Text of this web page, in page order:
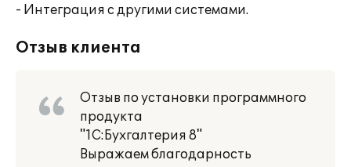
- Интеграция с другими системами.
Отзыв клиента
Отзыв по установки программного
продукта
"1С:Бухгалтерия 8"
Выражаем благодарность